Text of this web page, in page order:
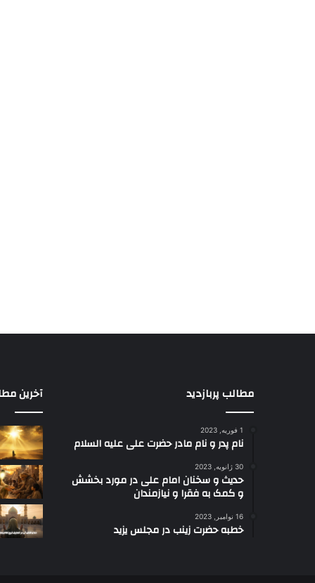
مطالب پربازدید
1 فوریه, 2023
نام پدر و نام مادر حضرت علی علیه السلام
30 ژانویه, 2023
حدیث و سخنان امام علی در مورد بخشش
و کمک به فقرا و نیازمندان
16 نوامبر, 2023
خطبه حضرت زینب در مجلس یزید
آخرین